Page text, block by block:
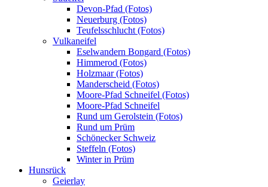
Devon-Pfad (Fotos)
Neuerburg (Fotos)
Teufelsschlucht (Fotos)
Vulkaneifel
Eselwandern Bongard (Fotos)
Himmerod (Fotos)
Holzmaar (Fotos)
Manderscheid (Fotos)
Moore-Pfad Schneifel (Fotos)
Moore-Pfad Schneifel
Rund um Gerolstein (Fotos)
Rund um Prüm
Schönecker Schweiz
Steffeln (Fotos)
Winter in Prüm
Hunsrück
Geierlay